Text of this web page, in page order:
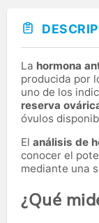
La hormona
producida por
uno de los
reserva
óvulos
El análisis de
conocer el
mediante una
¿Qué